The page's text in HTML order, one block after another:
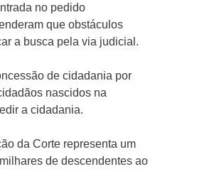
no pedido
que obstáculos
a busca pela via judicial.
de cidadania por
nascidos na
a cidadania.
da Corte representa um
de descendentes ao